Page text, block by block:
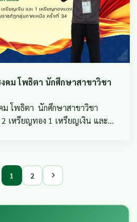
คม โพธิตา นักศึกษาสาขาวิชา
โพธิตา นักศึกษาสาขาวิชา
2 เหรียญทอง 1 เหรียญเงิน และ…
1 2